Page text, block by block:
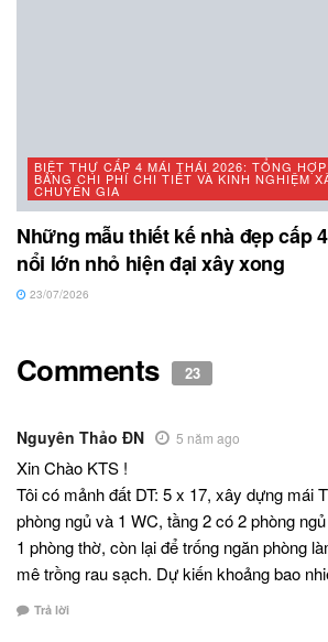
BIỆT THỰ CẤP 4 MÁI THÁI 2026: TỔNG
BẢNG CHI PHÍ CHI TIẾT VÀ KINH NGHIỆM
CHUYÊN GIA
Những mẫu thiết kế nhà đẹp cấp
nổi lớn nhỏ hiện đại xây xong
23/07/2026
Comments 23
Nguyên Thảo ĐN 5 năm ago
Xin Chào KTS !
Tôi có mảnh đất DT: 5 x 17, xây dựng mái
phòng ngủ và 1 WC, tầng 2 có 2 phòng
1 phòng thờ, còn lại để trống ngăn phòng
mê trồng rau sạch. Dự kiến khoảng bao
Trả lời